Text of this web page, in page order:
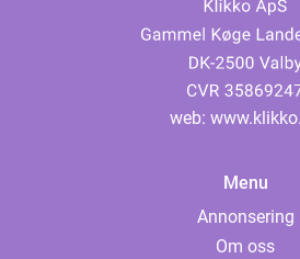
web:
Menu
Annonsering
Om oss